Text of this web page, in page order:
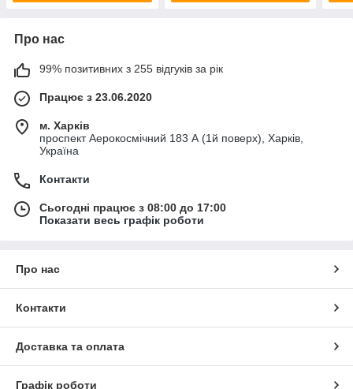
Про нас
99% позитивних з 255 відгуків за рік
Працює з 23.06.2020
м. Харків
проспект Аерокосмічний 183 А (1й поверх), Харків,
Україна
Контакти
Сьогодні працює з 08:00 до 17:00
Показати весь графік роботи
Про нас
Контакти
Доставка та оплата
Графік роботи